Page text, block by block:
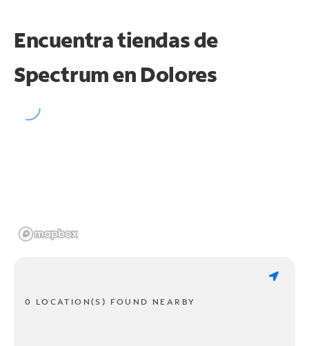
Encuentra tiendas de
Spectrum en Dolores
0 LOCATION(S) FOUND NEARBY